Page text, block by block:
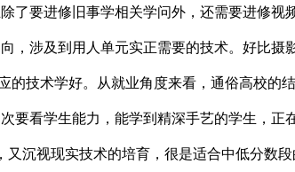
要进修旧事学相关学问外，还需要进修
涉及到用人单元实正需要的技术。好比
技术学好。从就业角度来看，通俗高校
看学生能力，能学到精深手艺的学生，
沉视现实技术的培育，很是适合中低分数